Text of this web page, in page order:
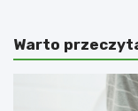
Warto